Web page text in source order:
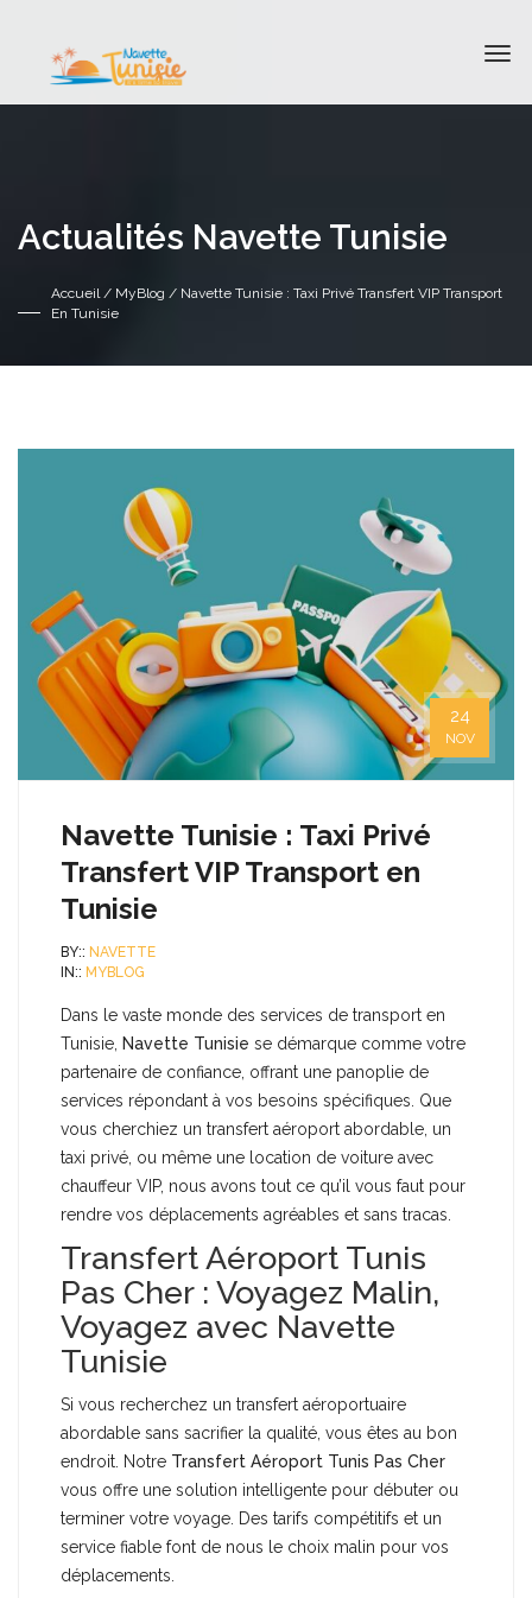
Actualités Navette Tunisie
Accueil/ MyBlog / Navette Tunisie : Taxi Privé Transfert VIP Transport
En Tunisie
Navette Tunisie : Taxi Privé
Transfert VIP Transport en
Tunisie
BY:: NAVETTE
IN:: MYBLOG
24
NOV
Dans le vaste monde des services de transport en
Tunisie, Navette Tunisie se démarque comme votre
partenaire de confiance, offrant une panoplie de
services répondant à vos besoins spécifiques. Que
vous cherchiez un transfert aéroport abordable, un
taxi privé, ou même une location de voiture avec
chauffeur VIP, nous avons tout ce qu’il vous faut pour
rendre vos déplacements agréables et sans tracas.
Transfert Aéroport Tunis
Pas Cher : Voyagez Malin,
Voyagez avec Navette
Tunisie
Si vous recherchez un transfert aéroportuaire
abordable sans sacrifier la qualité, vous êtes au bon
endroit. Notre Transfert Aéroport Tunis Pas Cher
vous offre une solution intelligente pour débuter ou
terminer votre voyage. Des tarifs compétitifs et un
service fiable font de nous le choix malin pour vos
déplacements.